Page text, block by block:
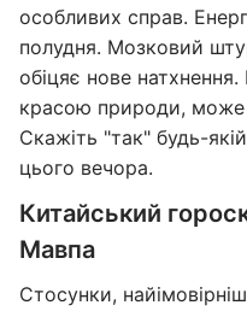
особливих справ.
полудня. Мозковий
обіцяє нове
красою природи,
Скажіть "так" будь-
цього вечора.
Китайський
Мавпа
Стосунки,